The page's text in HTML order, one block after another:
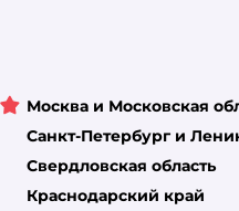
Москва и Московская
Санкт-Петербург и
Свердловская область
Краснодарский край